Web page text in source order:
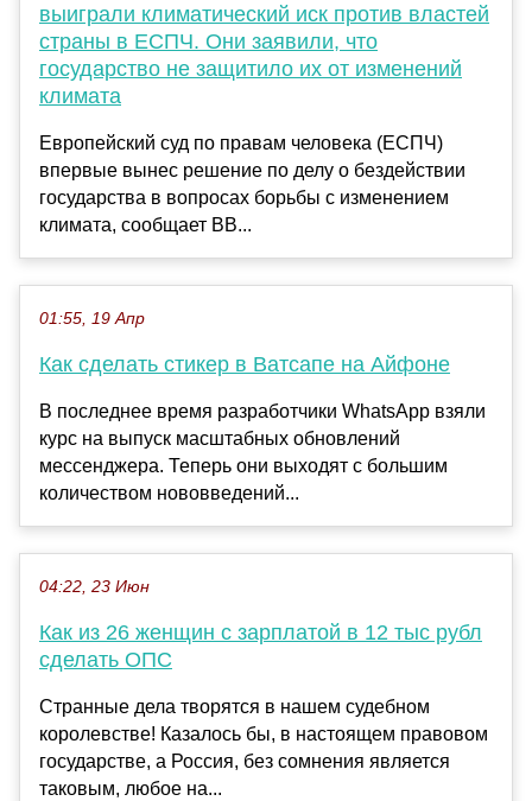
выиграли климатический иск против властей
страны в ЕСПЧ. Они заявили, что
государство не защитило их от изменений
климата
Европейский суд по правам человека (ЕСПЧ)
впервые вынес решение по делу о бездействии
государства в вопросах борьбы с изменением
климата, сообщает BB...
01:55, 19 Апр
Как сделать стикер в Ватсапе на Айфоне
В последнее время разработчики WhatsApp взяли
курс на выпуск масштабных обновлений
мессенджера. Теперь они выходят с большим
количеством нововведений...
04:22, 23 Июн
Как из 26 женщин с зарплатой в 12 тыс рубл
сделать ОПС
Странные дела творятся в нашем судебном
королевстве! Казалось бы, в настоящем правовом
государстве, а Россия, без сомнения является
таковым, любое на...